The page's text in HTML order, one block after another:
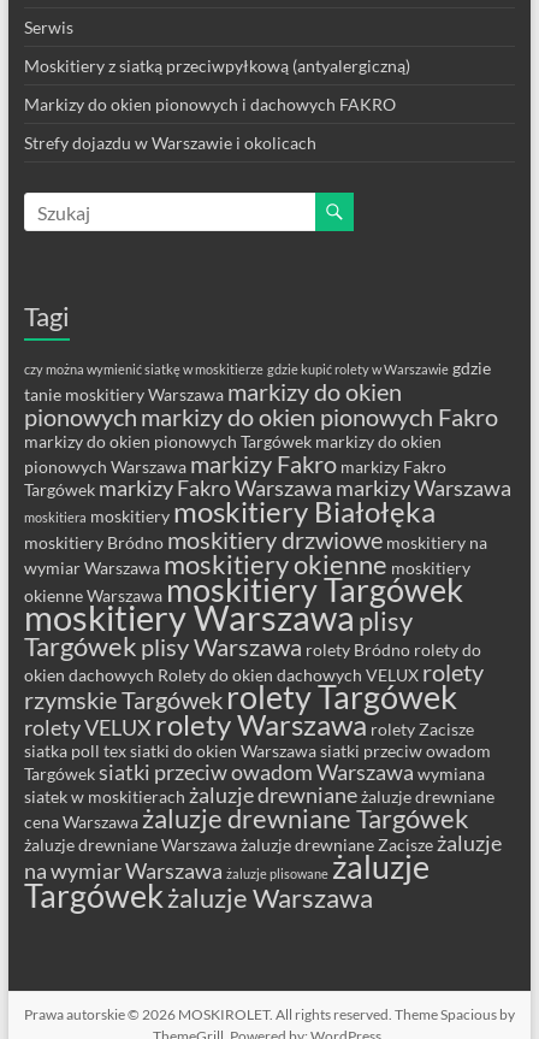
Serwis
Moskitiery z siatką przeciwpyłkową (antyalergiczną)
Markizy do okien pionowych i dachowych FAKRO
Strefy dojazdu w Warszawie i okolicach
Tagi
czy można wymienić siatkę w moskitierze gdzie kupić rolety w Warszawie gdzie
tanie moskitiery Warszawa markizy do okien
pionowych markizy do okien pionowych Fakro
markizy do okien pionowych Targówek markizy do okien
pionowych Warszawa markizy Fakro markizy Fakro
Targówek markizy Fakro Warszawa markizy Warszawa
moskitiera moskitiery moskitiery Białołęka
moskitiery Bródno moskitiery drzwiowe moskitiery na
wymiar Warszawa moskitiery okienne moskitiery
okienne Warszawa moskitiery Targówek
moskitiery Warszawa plisy
Targówek plisy Warszawa rolety Bródno rolety do
okien dachowych Rolety do okien dachowych VELUX rolety
rzymskie Targówek rolety Targówek
rolety VELUX rolety Warszawa rolety Zacisze
siatka poll texsiatki do okien Warszawasiatki przeciw owadom
Targóweksiatki przeciw owadom Warszawa wymiana
siatek w moskitierach żaluzje drewnianeżaluzje drewniane
cena Warszawa żaluzje drewniane Targówek
żaluzje drewniane Warszaważaluzje drewniane Zacisze żaluzje
na wymiar Warszawa żaluzje plisowane żaluzje
Targówekżaluzje Warszawa
Prawa autorskie © 2026 MOSKIROLET. All rights reserved. ThemeSpaciousby